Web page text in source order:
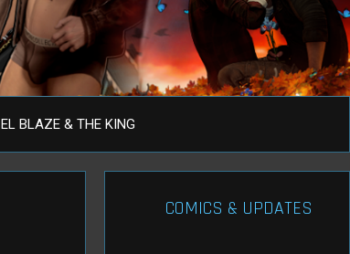
EL BLAZE & THE KING
COMICS & UPDATES